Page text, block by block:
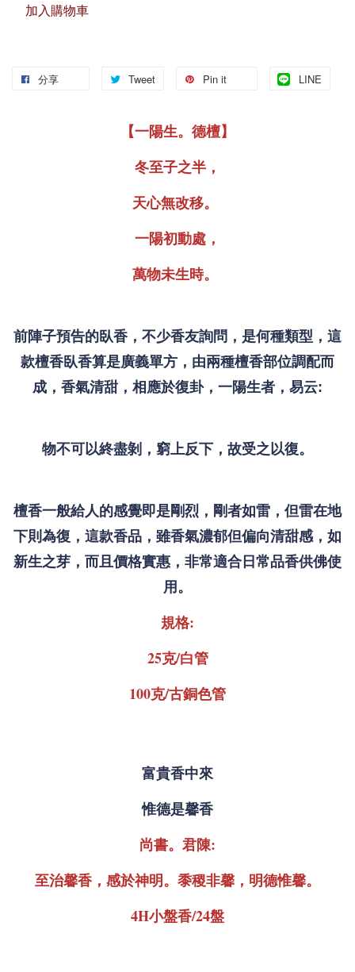
加入購物車
分享 Tweet Pin it LINE
【一陽生。德檀】
冬至子之半，
天心無改移。
一陽初動處，
萬物未生時。
前陣子預告的臥香，不少香友詢問，是何種類型，這
款檀香臥香算是廣義單方，由兩種檀香部位調配而
成，香氣清甜，相應於復卦，一陽生者，易云:
物不可以終盡剝，窮上反下，故受之以復。
檀香一般給人的感覺即是剛烈，剛者如雷，但雷在地
下則為復，這款香品，雖香氣濃郁但偏向清甜感，如
新生之芽，而且價格實惠，非常適合日常品香供佛使
用。
規格:
25克/白管
100克/古銅色管
富貴香中來
惟德是馨香
尚書。君陳:
至治馨香，感於神明。黍稷非馨，明德惟馨。
4H小盤香/24盤